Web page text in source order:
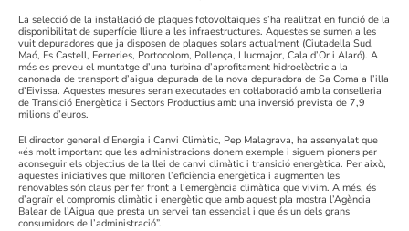
La selecció de la instal·lació de plaques fotovoltaiques s’ha realitzat en funció de la
disponibilitat de superfície lliure a les infraestructures. Aquestes se sumen a les
vuit depuradores que ja disposen de plaques solars actualment (Ciutadella Sud,
Maó, Es Castell, Ferreries, Portocolom, Pollença, Llucmajor, Cala d’Or i Alaró). A
més es preveu el muntatge d’una turbina d’aprofitament hidroelèctric a la
canonada de transport d’aigua depurada de la nova depuradora de Sa Coma a l’illa
d’Eivissa. Aquestes mesures seran executades en col·laboració amb la conselleria
de Transició Energètica i Sectors Productius amb una inversió prevista de 7,9
milions d’euros.
El director general d’Energia i Canvi Climàtic, Pep Malagrava, ha assenyalat que
«és molt important que les administracions donem exemple i siguem pioners per
aconseguir els objectius de la llei de canvi climàtic i transició energètica. Per això,
aquestes iniciatives que milloren l’eficiència energètica i augmenten les
renovables són claus per fer front a l’emergència climàtica que vivim. A més, és
d’agraïr el compromís climàtic i energètic que amb aquest pla mostra l’Agència
Balear de l’Aigua que presta un servei tan essencial i que és un dels grans
consumidors de l’administració”.